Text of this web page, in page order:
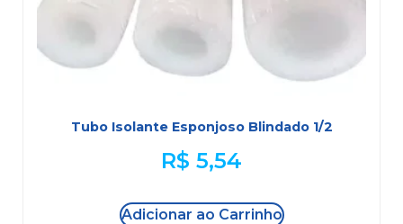
Tubo Isolante Esponjoso Blindado 1/2
R$ 5,54
Adicionar ao Carrinho